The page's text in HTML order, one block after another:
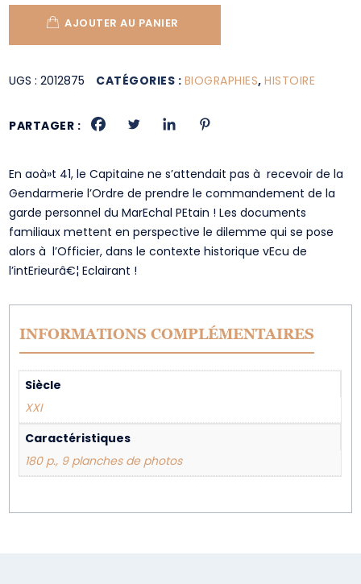
AJOUTER AU PANIER
UGS :2012875 CATÉGORIES : BIOGRAPHIES,HISTOIRE
PARTAGER :
En aoà»t 41, le Capitaine ne s’attendait pas à recevoir de la
Gendarmerie l’Ordre de prendre le commandement de la
garde personnel du MarEchal PEtain ! Les documents
familiaux mettent en perspective le dilemme qui se pose
alors à l’Officier, dans le contexte historique vEcu de
l’intErieurâ€¦ Eclairant !
INFORMATIONS COMPLÉMENTAIRES
Siècle
XXI
Caractéristiques
180 p., 9 planches de photos